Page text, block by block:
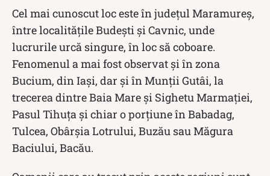
Cel mai cunoscut loc este în județul Maramureş,
între localitățile Budești și Cavnic, unde
lucrurile urcă singure, în loc să coboare.
Fenomenul a mai fost observat și în zona
Bucium, din Iaşi, dar şi în Munţii Gutâi, la
trecerea dintre Baia Mare şi Sighetu Marmaţiei,
Pasul Tihuţa şi chiar o porţiune în Babadag,
Tulcea, Obârşia Lotrului, Buzău sau Măgura
Baciului, Bacău.